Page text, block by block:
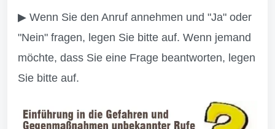
▶ Wenn Sie den Anruf annehmen und "Ja" oder
"Nein" fragen, legen Sie bitte auf. Wenn jemand
möchte, dass Sie eine Frage beantworten, legen
Sie bitte auf.